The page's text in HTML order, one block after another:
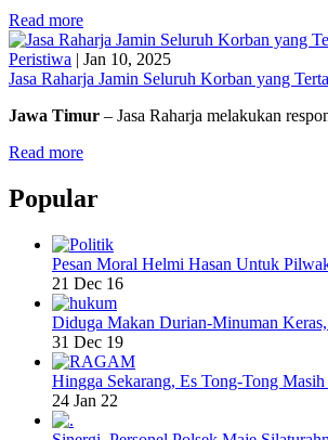
Read more
Peristiwa | Jan 10, 2025
Jasa Raharja Jamin Seluruh Korban yang
Jawa Timur – Jasa Raharja melakukan
Read more
Popular
Pesan Moral Helmi Hasan Untuk
21 Dec 16
Diduga Makan Durian-Minuman
31 Dec 19
Hingga Sekarang, Es Tong-Tong
24 Jan 22